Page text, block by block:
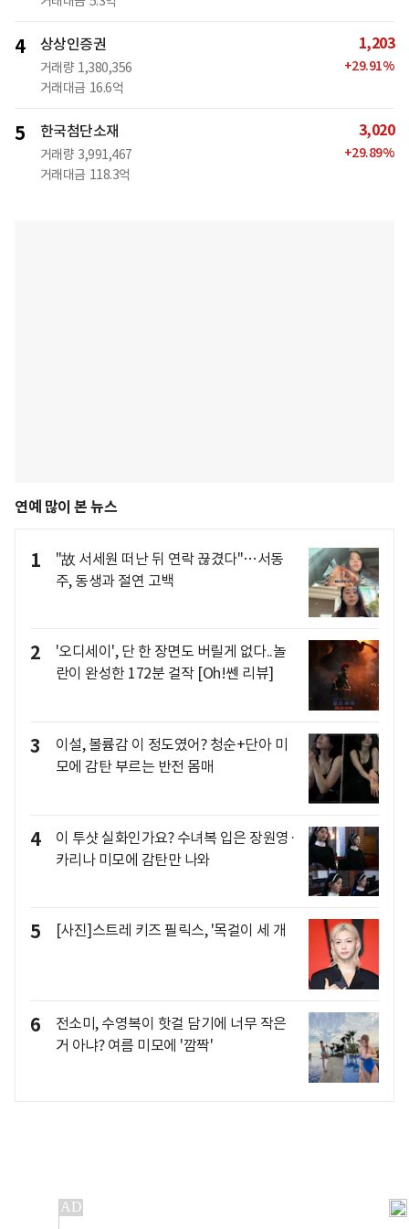
4 상상인증권
거래량 1,380,356
거래대금 16.6억
1,203
+29.91%
5 한국첨단소재
거래량 3,991,467
거래대금 118.3억
3,020
+29.89%
연예 많이 본 뉴스
1
"故 서세원 떠난 뒤 연락 끊겼다"…서동
주, 동생과 절연 고백
2
'오디세이', 단 한 장면도 버릴게 없다..놀
란이 완성한 172분 걸작 [Oh!쎈 리뷰]
3
이설, 볼륨감 이 정도였어? 청순+단아 미
모에 감탄 부르는 반전 몸매
4
이 투샷 실화인가요? 수녀복 입은 장원영·
카리나 미모에 감탄만 나와
5 [사진]스트레 키즈 필릭스, '목걸이 세 개
6
전소미, 수영복이 핫걸 담기에 너무 작은
거 아냐? 여름 미모에 '깜짝'